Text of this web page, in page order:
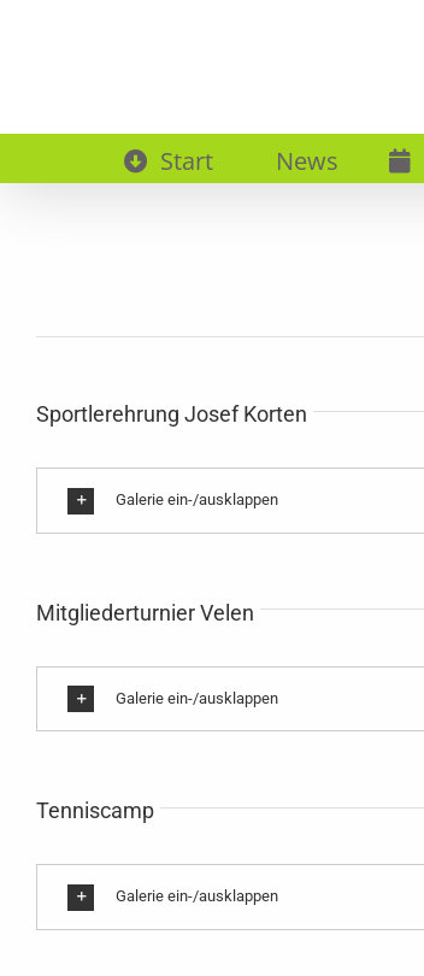
Start News
Sportlerehrung Josef Korten
Galerie ein-/ausklappen
Mitgliederturnier Velen
Galerie ein-/ausklappen
Tenniscamp
Galerie ein-/ausklappen